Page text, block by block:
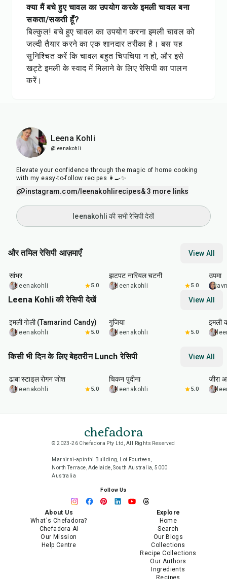
क्या मैं बचे हुए चावल का उपयोग करके इमली चावल बना
सकता/सकती हूँ?
बिल्कुल! बचे हुए चावल का उपयोग करना इमली चावल को
जल्दी तैयार करने का एक शानदार तरीका है। बस यह
सुनिश्चित करें कि चावल बहुत चिपचिपा न हो, और इसे
खट्टे इमली के स्वाद में मिलाने के लिए रेसिपी का पालन
करें।
Leena Kohli
@leenakohli
Elevate your confidence through the magic of home cooking
with my easy-to-follow recipes 👩‍🍳✨
instagram.com/leenakohlirecipes& 3 more links
leenakohli की सभी रेसिपी देखें
और तमिल रेसिपी आज़माएँ View All
45
सांभर
leenakohli 5.0
झटपट नारियल चटनी
leenakohli 5.0
उपमा
Leena Kohli की रेसिपी देखें View All
इमली गोली (Tamarind Candy)
leenakohli 5.0
गुजिया
leenakohli 5.0
इमली
किसी भी दिन के लिए बेहतरीन Lunch रेसिपी View All
1 min
ढाबा स्टाइल रोगन जोश
leenakohli 5.0
hr 15
चिकन पुदीना
leenakohli 5.0
जीरा
chefadora
© 2023-26 Chefadora Pty Ltd, All Rights Reserved
Marnirni-apinthi Building, Lot Fourteen,
North Terrace, Adelaide, South Australia, 5000
Australia
Follow Us
About Us
What's Chefadora?
Chefadora AI
Our Mission
Help Centre
Explore
Home
Search
Our Blogs
Collections
Recipe Collections
Our Authors
Ingredients
Recipes